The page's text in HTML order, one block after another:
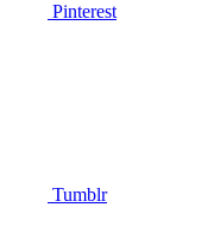
Pinterest
Tumblr